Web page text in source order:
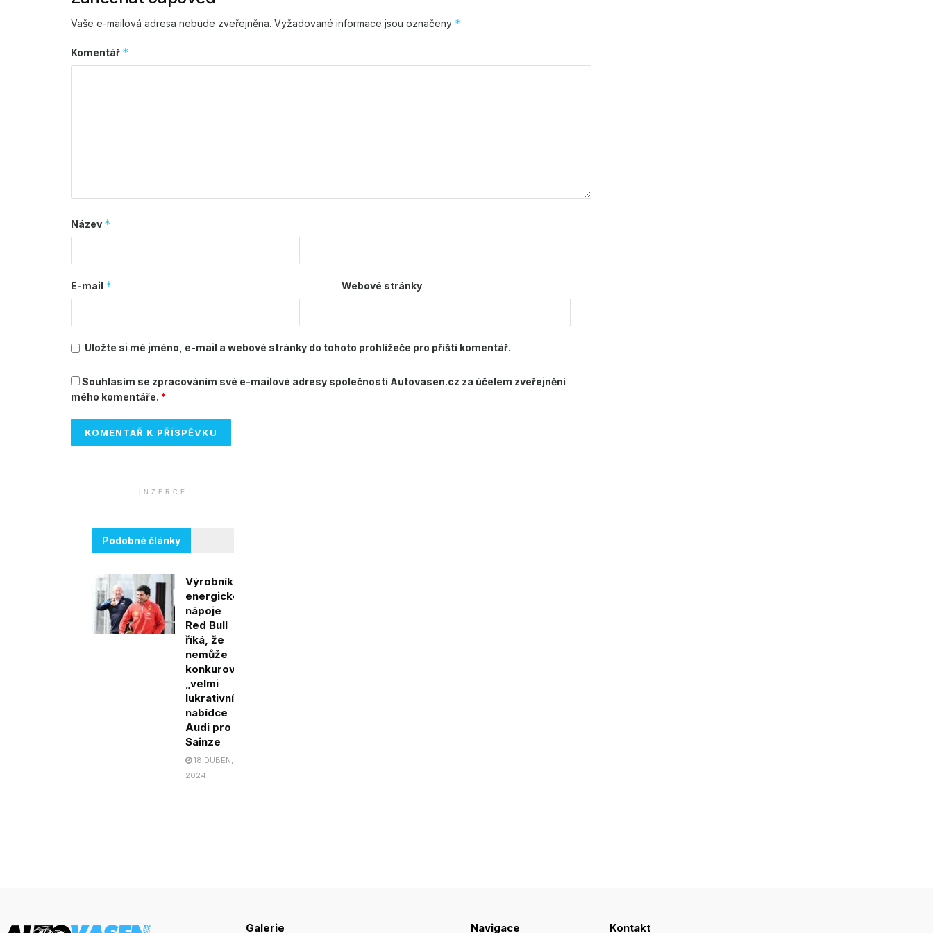
Vaše e-mailová adresa nebude zveřejněna. Vyžadované informace jsou označeny *
Komentář *
Název *
E-mail * Webové stránky
Uložte si mé jméno, e-mail a webové stránky do tohoto prohlížeče pro příští komentář.
Souhlasím se zpracováním své e-mailové adresy společností Autovasen.cz za účelem zveřejnění
mého komentáře. *
INZERCE
Podobné články
Výrobník
energického
nápoje
Red Bull
říká, že
nemůže
konkurovat
„velmi
lukrativní“
nabídce
Audi pro
Sainze
18 DUBEN,
2024
Galerie Navigace Kontakt